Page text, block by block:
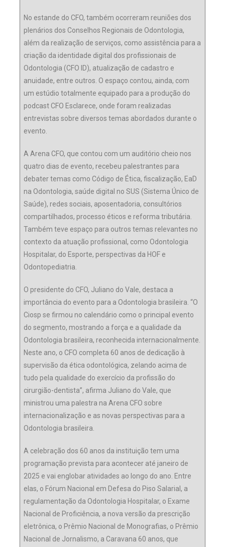
No estande do CFO, também ocorreram reuniões dos
plenários dos Conselhos Regionais de Odontologia,
além da realização de serviços, como assistência para a
criação da identidade digital dos profissionais de
Odontologia (CFO ID), atualização de cadastro e
anuidade, entre outros. O espaço contou, ainda, com
um estúdio totalmente equipado para a produção do
podcast CFO Esclarece, onde foram realizadas
entrevistas sobre diversos temas abordados durante o
evento.
A Arena CFO, que contou com um auditório cheio nos
quatro dias de evento, recebeu palestrantes para
debater temas como Código de Ética, fiscalização, EaD
na Odontologia, saúde digital no SUS (Sistema Único de
Saúde), redes sociais, aposentadoria, consultórios
compartilhados, processo éticos e reforma tributária.
Também teve espaço para outros temas relevantes no
contexto da atuação profissional, como Odontologia
Hospitalar, do Esporte, perspectivas da HOF e
Odontopediatria.
O presidente do CFO, Juliano do Vale, destaca a
importância do evento para a Odontologia brasileira. “O
Ciosp se firmou no calendário como o principal evento
do segmento, mostrando a força e a qualidade da
Odontologia brasileira, reconhecida internacionalmente.
Neste ano, o CFO completa 60 anos de dedicação à
supervisão da ética odontológica, zelando acima de
tudo pela qualidade do exercício da profissão do
cirurgião-dentista”, afirma Juliano do Vale, que
ministrou uma palestra na Arena CFO sobre
internacionalização e as novas perspectivas para a
Odontologia brasileira.
A celebração dos 60 anos da instituição tem uma
programação prevista para acontecer até janeiro de
2025 e vai englobar atividades ao longo do ano. Entre
elas, o Fórum Nacional em Defesa do Piso Salarial, a
regulamentação da Odontologia Hospitalar, o Exame
Nacional de Proficiência, a nova versão da prescrição
eletrônica, o Prêmio Nacional de Monografias, o Prêmio
Nacional de Jornalismo, a Caravana 60 anos, que